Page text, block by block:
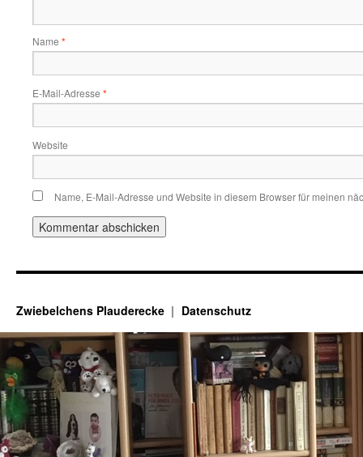
Name *
E-Mail-Adresse *
Website
Name, E-Mail-Adresse und Website in diesem Browser für meinen
Zwiebelchens Plauderecke Datenschutz